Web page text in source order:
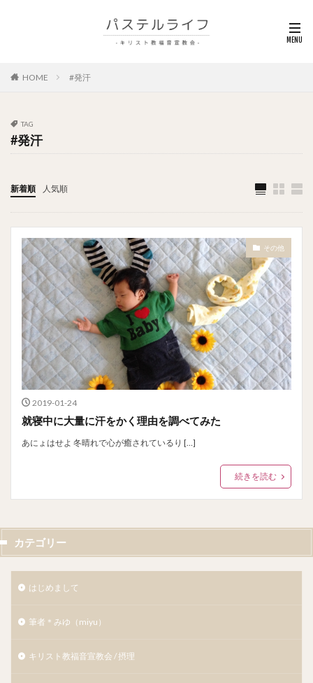
HOME #発汗
TAG
#発汗
新着順 人気順
その他
2019-01-24
就寝中に大量に汗をかく理由を調べてみた
あにょはせよ 冬晴れで心が癒されているり […]
続きを読む
カテゴリー
はじめまして
筆者＊みゆ（miyu）
キリスト教福音宣教会 / 摂理